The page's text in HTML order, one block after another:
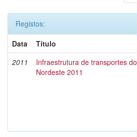
Registos:
Data
Título
2011
Infraestrutura de transportes do
Nordeste 2011